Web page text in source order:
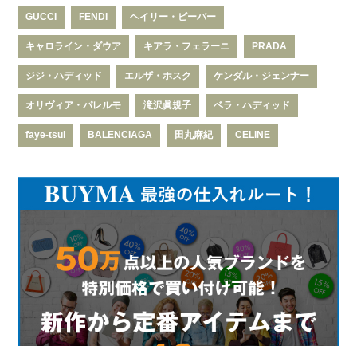
GUCCI FENDI ヘイリー・ビーバー
キャロライン・ダウア キアラ・フェラーニ PRADA
ジジ・ハディッド エルザ・ホスク ケンダル・ジェンナー
オリヴィア・パレルモ 滝沢眞規子 ベラ・ハディッド
faye-tsui BALENCIAGA 田丸麻紀 CELINE